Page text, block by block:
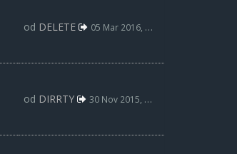
od DELETE 05 Mar 2016, 16:55
od DIRRTY 30 Nov 2015, 23:19